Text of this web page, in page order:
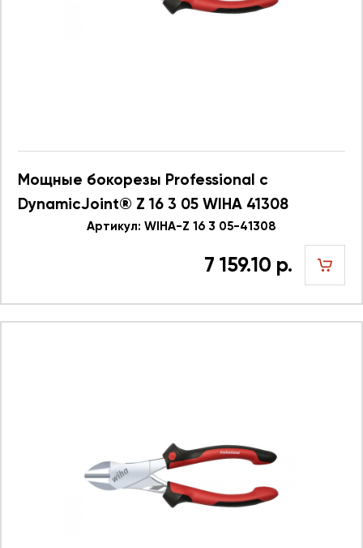
Мощные бокорезы Professional с
DynamicJoint® Z 16 3 05 WIHA 41308
Артикул: WIHA-Z 16 3 05-41308
7 159.10 р.